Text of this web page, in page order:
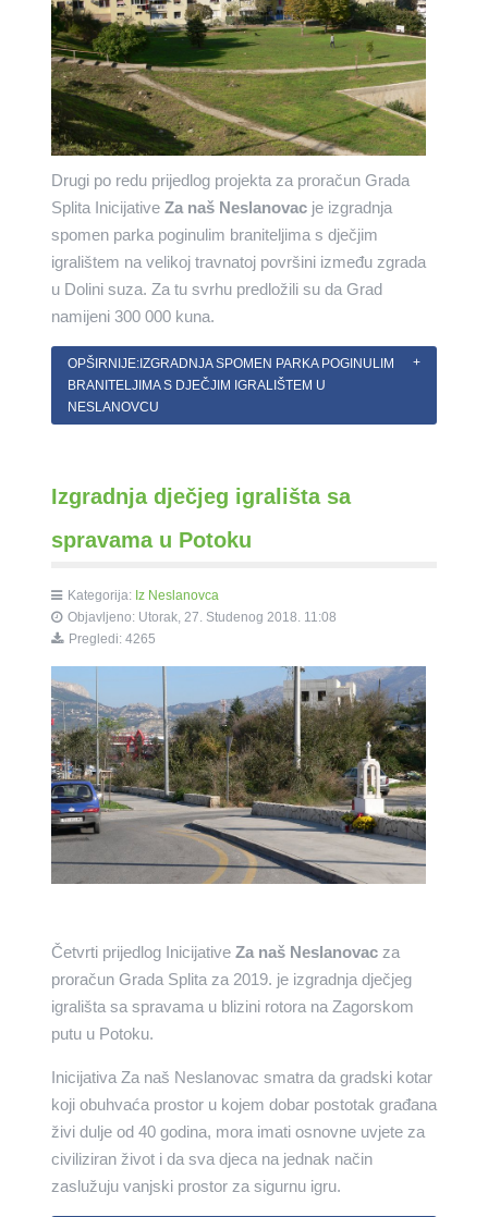
Drugi po redu prijedlog projekta za proračun Grada
Splita Inicijative Za naš Neslanovacje izgradnja
spomen parka poginulim braniteljima s dječjim
igralištem na velikoj travnatoj površini između zgrada
u Dolini suza. Za tu svrhu predložili su da Grad
namijeni 300 000 kuna.
OPŠIRNIJE:IZGRADNJA SPOMEN PARKA POGINULIM
BRANITELJIMA S DJEČJIM IGRALIŠTEM U
NESLANOVCU
Izgradnja dječjeg igrališta sa
spravama u Potoku
Kategorija: Iz Neslanovca
Objavljeno: Utorak, 27. Studenog 2018. 11:08
Pregledi: 4265
Četvrti prijedlog Inicijative Za naš Neslanovacza
proračun Grada Splita za 2019. je izgradnja dječjeg
igrališta sa spravama u blizini rotora na Zagorskom
putu u Potoku.
Inicijativa Za naš Neslanovac smatra da gradski kotar
koji obuhvaća prostor u kojem dobar postotak građana
živi dulje od 40 godina, mora imati osnovne uvjete za
civiliziran život i da sva djeca na jednak način
zaslužuju vanjski prostor za sigurnu igru.